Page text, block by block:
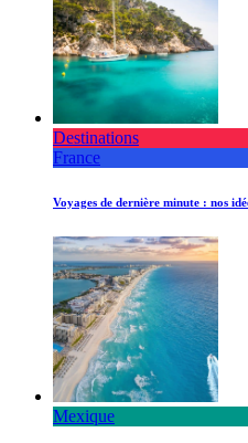
Destinations
France
Voyages de dernière minute : nos
Mexique